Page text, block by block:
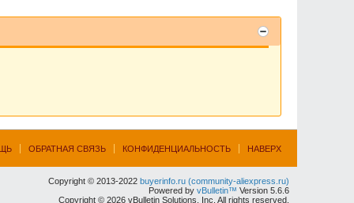
ОБРАТНАЯ СВЯЗЬ КОНФИДЕНЦИАЛЬНОСТЬ НАВЕРХ
Copyright © 2013-2022 buyerinfo.ru (community-aliexpress.ru)
Powered by vBulletin™ Version 5.6.6
Copyright © 2026 vBulletin Solutions, Inc. All rights reserved.